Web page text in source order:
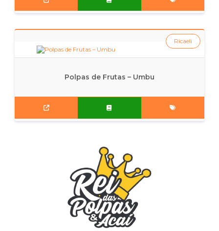
Polpas de Frutas – Umbu
Ricaeli